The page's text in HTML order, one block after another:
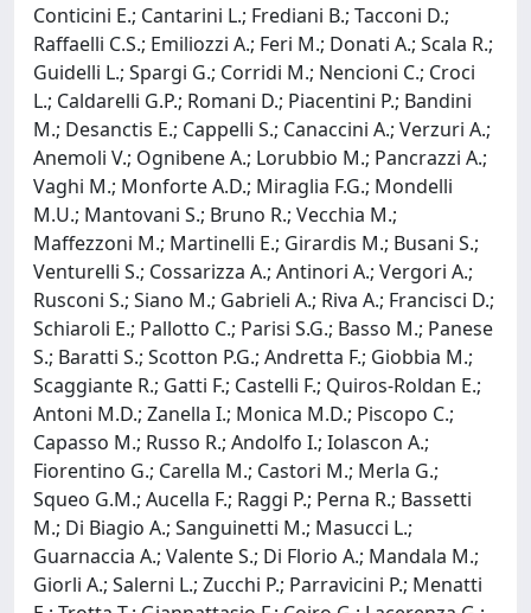
Conticini E.; Cantarini L.; Frediani B.; Tacconi D.;
Raffaelli C.S.; Emiliozzi A.; Feri M.; Donati A.; Scala R.;
Guidelli L.; Spargi G.; Corridi M.; Nencioni C.; Croci
L.; Caldarelli G.P.; Romani D.; Piacentini P.; Bandini
M.; Desanctis E.; Cappelli S.; Canaccini A.; Verzuri A.;
Anemoli V.; Ognibene A.; Lorubbio M.; Pancrazzi A.;
Vaghi M.; Monforte A.D.; Miraglia F.G.; Mondelli
M.U.; Mantovani S.; Bruno R.; Vecchia M.;
Maffezzoni M.; Martinelli E.; Girardis M.; Busani S.;
Venturelli S.; Cossarizza A.; Antinori A.; Vergori A.;
Rusconi S.; Siano M.; Gabrieli A.; Riva A.; Francisci D.;
Schiaroli E.; Pallotto C.; Parisi S.G.; Basso M.; Panese
S.; Baratti S.; Scotton P.G.; Andretta F.; Giobbia M.;
Scaggiante R.; Gatti F.; Castelli F.; Quiros-Roldan E.;
Antoni M.D.; Zanella I.; Monica M.D.; Piscopo C.;
Capasso M.; Russo R.; Andolfo I.; Iolascon A.;
Fiorentino G.; Carella M.; Castori M.; Merla G.;
Squeo G.M.; Aucella F.; Raggi P.; Perna R.; Bassetti
M.; Di Biagio A.; Sanguinetti M.; Masucci L.;
Guarnaccia A.; Valente S.; Di Florio A.; Mandala M.;
Giorli A.; Salerni L.; Zucchi P.; Parravicini P.; Menatti